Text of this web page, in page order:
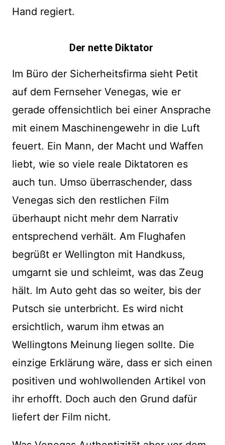
Hand regiert.
Der nette Diktator
Im Büro der Sicherheitsfirma sieht Petit
auf dem Fernseher Venegas, wie er
gerade offensichtlich bei einer Ansprache
mit einem Maschinengewehr in die Luft
feuert. Ein Mann, der Macht und Waffen
liebt, wie so viele reale Diktatoren es
auch tun. Umso überraschender, dass
Venegas sich den restlichen Film
überhaupt nicht mehr dem Narrativ
entsprechend verhält. Am Flughafen
begrüßt er Wellington mit Handkuss,
umgarnt sie und schleimt, was das Zeug
hält. Im Auto geht das so weiter, bis der
Putsch sie unterbricht. Es wird nicht
ersichtlich, warum ihm etwas an
Wellingtons Meinung liegen sollte. Die
einzige Erklärung wäre, dass er sich einen
positiven und wohlwollenden Artikel von
ihr erhofft. Doch auch den Grund dafür
liefert der Film nicht.